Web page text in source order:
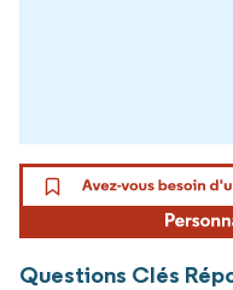
Questions Clés